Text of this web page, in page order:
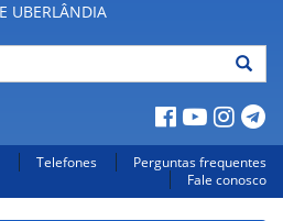
Legislação
Canais
UBERLÂNDIA
Telefones
Perguntas frequentes
Fale conosco